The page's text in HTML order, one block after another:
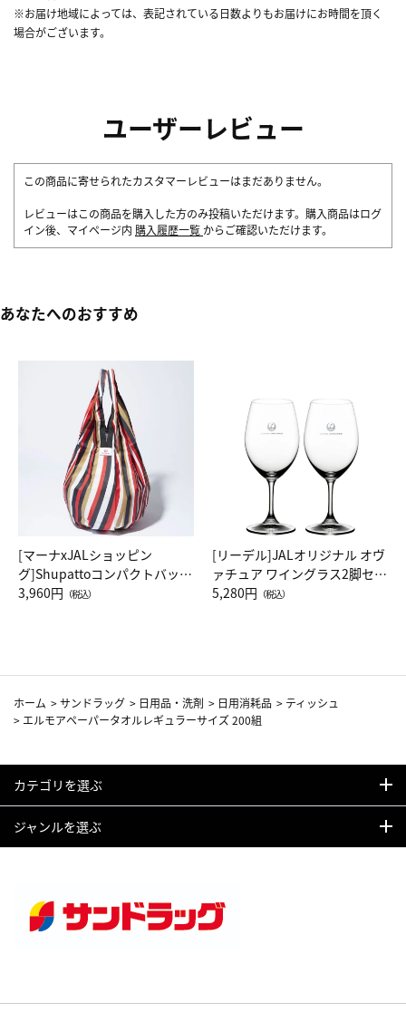
※お届け地域によっては、表記されている日数よりもお届けにお時間を頂く
場合がございます。
ユーザーレビュー
この商品に寄せられたカスタマーレビューはまだありません。
レビューはこの商品を購入した方のみ投稿いただけます。購入商品はログ
イン後、マイページ内 購入履歴一覧 からご確認いただけます。
あなたへのおすすめ
[マーナxJALショッピン
グ]Shupattoコンパクトバッグ
Drop JAL客室乗務員（LC）ス
3,960円 （税込）
[リーデル]JALオリジナル オヴ
ァチュア ワイングラス2脚セッ
ト（レッドワイン）
5,280円 （税込）
ホーム >サンドラッグ > 日用品・洗剤 > 日用消耗品 > ティッシュ
> エルモアペーパータオルレギュラーサイズ 200組
カテゴリを選ぶ
ジャンルを選ぶ